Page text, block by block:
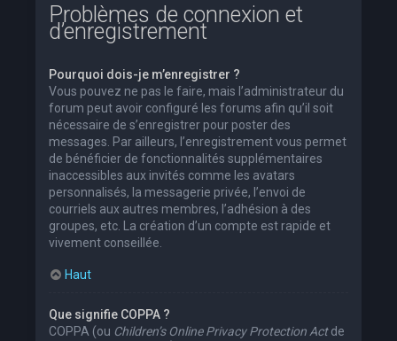
Problèmes de connexion et
d’enregistrement
Pourquoi dois-je m’enregistrer ?
Vous pouvez ne pas le faire, mais l’administrateur du
forum peut avoir configuré les forums afin qu’il soit
nécessaire de s’enregistrer pour poster des
messages. Par ailleurs, l’enregistrement vous permet
de bénéficier de fonctionnalités supplémentaires
inaccessibles aux invités comme les avatars
personnalisés, la messagerie privée, l’envoi de
courriels aux autres membres, l’adhésion à des
groupes, etc. La création d’un compte est rapide et
vivement conseillée.
Haut
Que signifie COPPA ?
COPPA (ou Children’s Online Privacy Protection Actde